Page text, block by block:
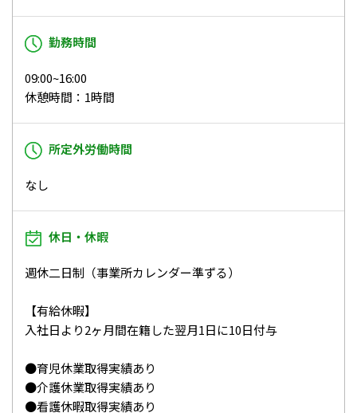
勤務時間
09:00~16:00
休憩時間：1時間
所定外労働時間
なし
休日・休暇
週休二日制（事業所カレンダー準ずる）
【有給休暇】
入社日より2ヶ月間在籍した翌月1日に10日付与
●育児休業取得実績あり
●介護休業取得実績あり
●看護休暇取得実績あり